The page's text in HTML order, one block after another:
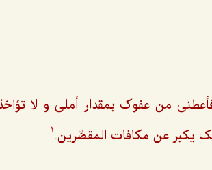
من عفوک بمقدار أملى و لا
یکبر عن مکافات المقصِّرین.
1